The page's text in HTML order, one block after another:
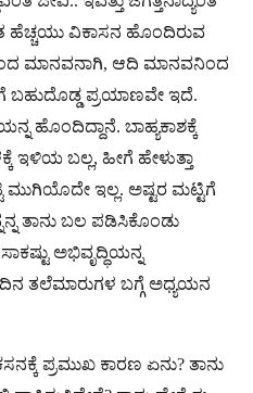
ಹೆಚ್ಚಯು ವಿಕಾಸನ ಹೊಂದಿರುವ
ಮಾನವನಾಗಿ, ಆದಿ ಮಾನವನಿಂದ
ಪ್ರಯಾಣವೇ ಇದೆ.
ಹೊಂದಿದ್ದಾನೆ. ಬಾಹ್ಯಕಾಶಕ್ಕೆ
ಇಳಿಯ ಬಲ್ಲ, ಹೀಗೆ ಹೇಳುತ್ತಾ
ಇಲ್ಲ. ಅಷ್ಟರ ಮಟ್ಟಿಗೆ
ತಾನು ಬಲ ಪಡಿಸಿಕೊಂಡು
ಅಭಿವೃದ್ಧಿಯನ್ನ
ತಲೆಮಾರುಗಳ ಬಗ್ಗೆ ಅಧ್ಯಯನ
ಪ್ರಮುಖ ಕಾರಣ ಏನು? ತಾನು